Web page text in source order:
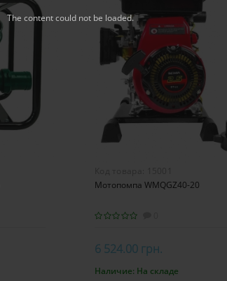
The contentcould not be loaded.
Мотопомпа WMQGZ40-20
6 524.00 грн.
В корзину
Наличие: На складе